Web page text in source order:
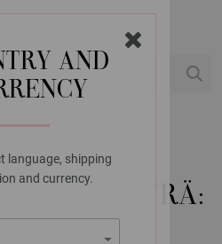
AND
language, shipping
and currency.
GROSSA
DESIGN-TRÄ:
ST.